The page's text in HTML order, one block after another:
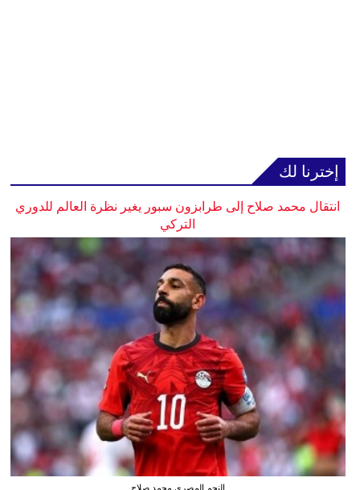
إخترنا لك
انتقال محمد صلاح إلى طرابزون سبور يغير نظرة العالم للدوري
التركي
النجم المصري محمد صلاح